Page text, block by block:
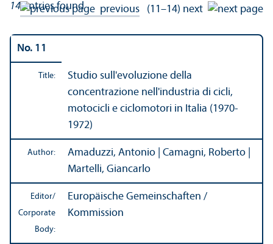
14entries found previous (11–14) next
No. 11
Title:
Studio sull'evoluzione della
concentrazione nell'industria di cicli,
motocicli e ciclomotori in Italia (1970-
1972)
Author:
Amaduzzi, Antonio | Camagni, Roberto |
Martelli, Giancarlo
Editor/
Corporate
Body:
Europäische Gemeinschaften /
Kommission